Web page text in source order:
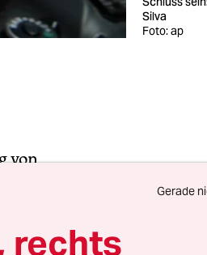
Silva
Foto: ap
von
viele seiner
im Lauf
Gerade
rechts